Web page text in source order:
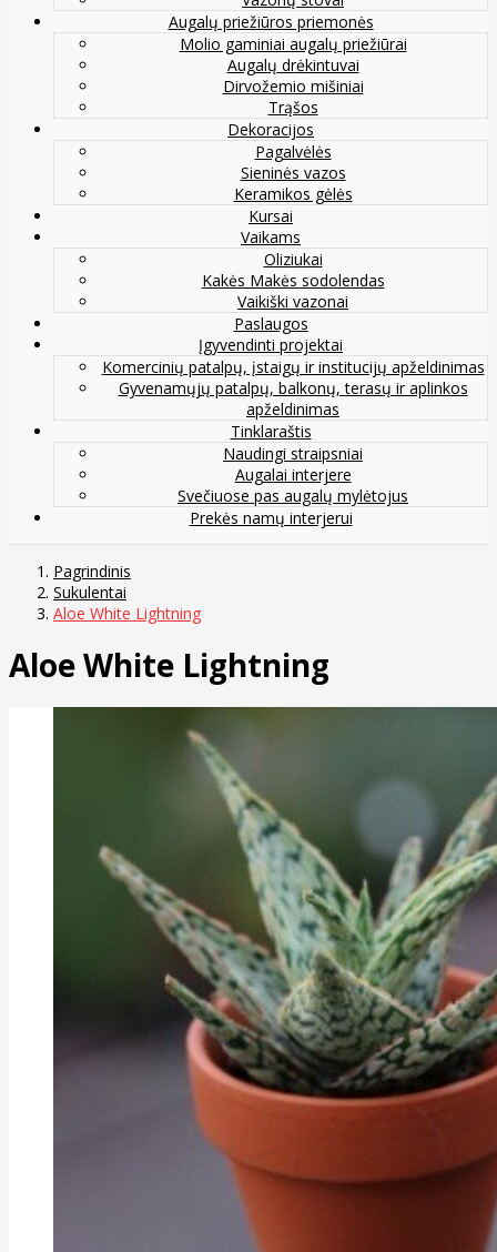
Augalų priežiūros priemonės
Molio gaminiai augalų priežiūrai
Augalų drėkintuvai
Dirvožemio mišiniai
Trąšos
Dekoracijos
Pagalvėlės
Sieninės vazos
Keramikos gėlės
Kursai
Vaikams
Oliziukai
Kakės Makės sodolendas
Vaikiški vazonai
Paslaugos
Įgyvendinti projektai
Komercinių patalpų, įstaigų ir institucijų apželdinimas
Gyvenamųjų patalpų, balkonų, terasų ir aplinkos
apželdinimas
Tinklaraštis
Naudingi straipsniai
Augalai interjere
Svečiuose pas augalų mylėtojus
Prekės namų interjerui
Pagrindinis
Sukulentai
Aloe White Lightning
Aloe White Lightning